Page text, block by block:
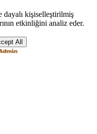
kişiselleştirilmiş
etkinliğini analiz eder.
All